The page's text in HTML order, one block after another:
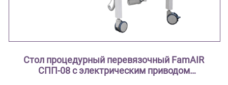
Стол процедурный перевязочный FamAIR
СПП-08 с электрическим приводом